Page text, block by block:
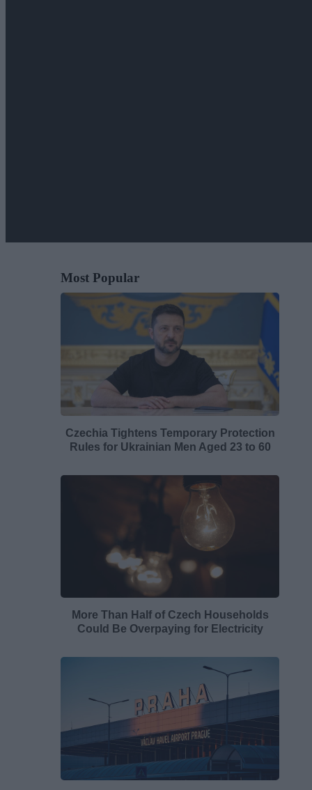
Most Popular
Czechia Tightens Temporary Protection
Rules for Ukrainian Men Aged 23 to 60
More Than Half of Czech Households
Could Be Overpaying for Electricity